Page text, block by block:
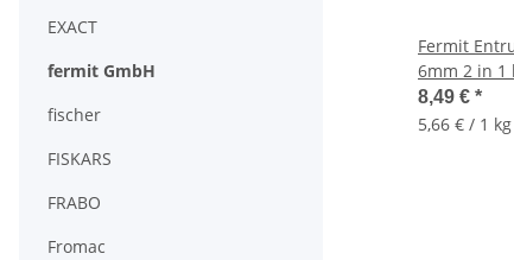
Fermit
6mm 2 in
gleichzeitig
8,49 € *
5,66 € / 1 kg
EXACT
fermit GmbH
fischer
FISKARS
FRABO
Fromac